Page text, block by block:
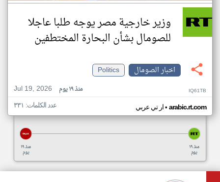
وزير خارجية مصر يوجه طلبا عاجلا
للصومال بشأن البحارة المختطفين
اخبار الصومال
Politics
Jul 19, 2026
منذ ١٩ يوم IQ61TB
ار تي عربي• arabic.rt.com عدد الكلمات: ٣٣١
منذ ١٩
يوم
منذ ١٩
يوم